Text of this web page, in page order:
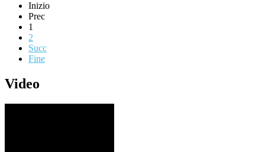
Inizio
Prec
1
2
Succ
Fine
Video